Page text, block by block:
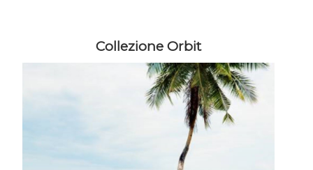
Collezione Orbit